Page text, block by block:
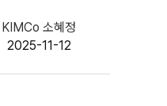
KIMCo 소혜정
2025-11-12